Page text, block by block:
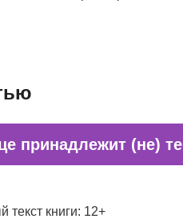
принадлежит (не)
текст книги: 12+